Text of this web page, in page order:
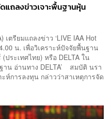
แถลงข่าวเจาะพื้นฐานหุ้น
ตรียมแถลงข่าว ‘LIVE IAA Hot
น. เพื่อวิเคราะห์ปัจจัยพื้นฐาน
ระเทศไทย) หรือ DELTA ใน
าน อ่านทาง DELTA’ สมบัติ นรา
ห์การลงทุน กล่าวว่าสาเหตุการจัด